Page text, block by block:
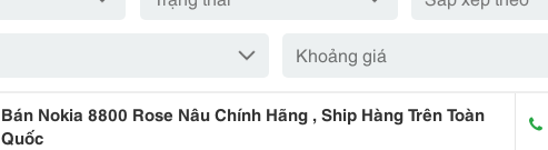
Khoảng giá
Bán Nokia 8800 Rose Nâu Chính Hãng , Ship Hàng Trên Toàn
Quốc